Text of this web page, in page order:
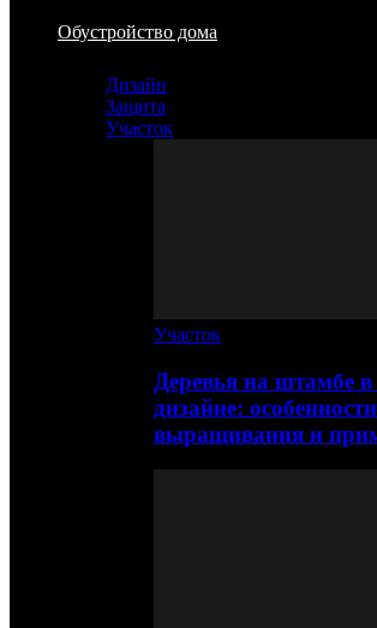
Обустройство дома
Дизайн
Защита
Участок
Участок
Деревья на штамбе
дизайне: особенности
выращивания и